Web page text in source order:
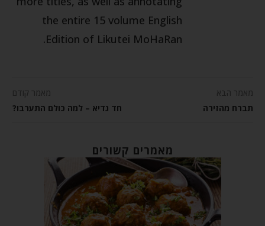
the entire 15 volume English
Edition of Likutei MoHaRan.
מאמר הבא
תברח מהזירה
מאמר קודם
חד גדיא – למה כולם התערבו?
מאמרים קשורים